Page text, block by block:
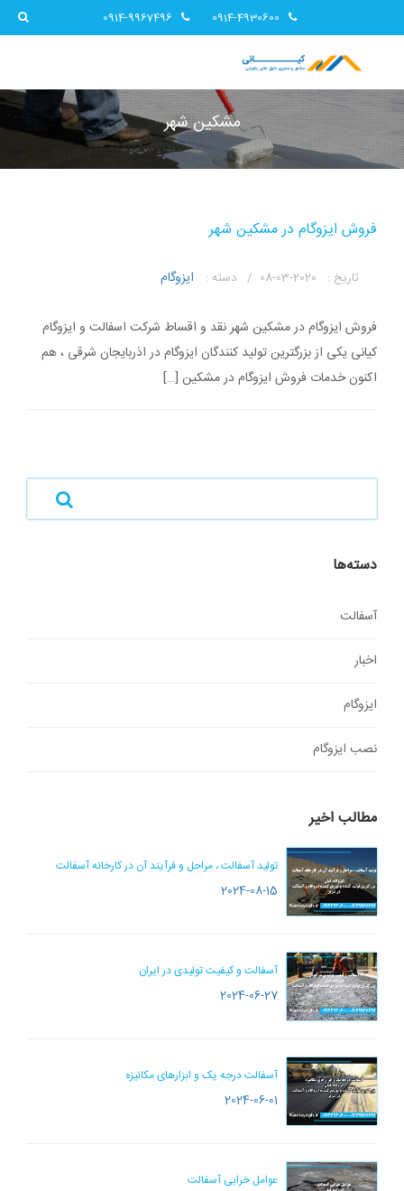
0914-4930600
0914-9967496
مشکین شهر
فروش ایزوگام در مشکین شهر
تاریخ : دسته : ایزوگام
فروش ایزوگام در مشکین شهر نقد و اقساط شرکت اسفالت و ایزوگام
کیانی یکی از بزرگترین تولید کنندگان ایزوگام در اذربایجان شرقی ، هم
اکنون خدمات فروش ایزوگام در مشکین […]
دسته‌ها
آسفالت
اخبار
ایزوگام
نصب ایزوگام
مطالب اخیر
تولید آسفالت ، مراحل و فرآیند آن در کارخانه آسفالت
2024-08-15
آسفالت و کیفیت تولیدی در ایران
2024-06-27
آسفالت درجه یک و ابزارهای مکانیزه
2024-06-01
عوامل خرابی آسفالت